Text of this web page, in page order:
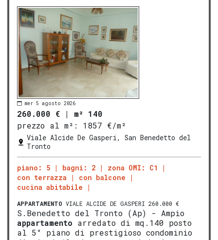
mer 5 agosto 2026
260.000 € | m² 140
prezzo al m²:
1857 €/m²
Viale Alcide De Gasperi, San Benedetto del
Tronto
piano: 5 bagni: 2
zona OMI: C1
con terrazza
con balcone
cucina abitabile
APPARTAMENTO VIALE ALCIDE DE GASPERI 260.000 €
S.Benedetto del Tronto (Ap) - Ampio
appartamento arredato di mq.140 posto
al 5° piano di prestigioso condominio